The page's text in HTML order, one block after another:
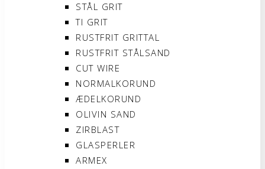
STÅL GRIT
TI GRIT
RUSTFRIT GRITTAL
RUSTFRIT STÅLSAND
CUT WIRE
NORMALKORUND
ÆDELKORUND
OLIVIN SAND
ZIRBLAST
GLASPERLER
ARMEX